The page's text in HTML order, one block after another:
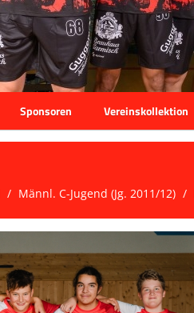
Sponsoren Vereinskollektion
Männl. C-Jugend (Jg. 2011/12)